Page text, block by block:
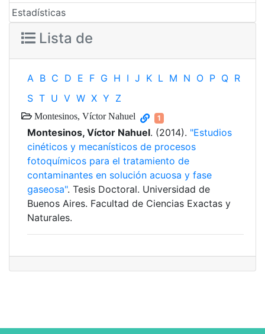
Estadísticas
Lista de
A B C D E F G H I J K L M N O P Q R
S T U V W X Y Z
Montesinos, Víctor Nahuel 1
Montesinos, Víctor Nahuel. (2014). "Estudios
cinéticos y mecanísticos de procesos
fotoquímicos para el tratamiento de
contaminantes en solución acuosa y fase
gaseosa". Tesis Doctoral. Universidad de
Buenos Aires. Facultad de Ciencias Exactas y
Naturales.